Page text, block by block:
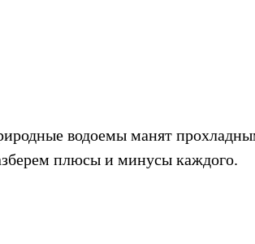
водоемы манят
плюсы и минусы каждого.